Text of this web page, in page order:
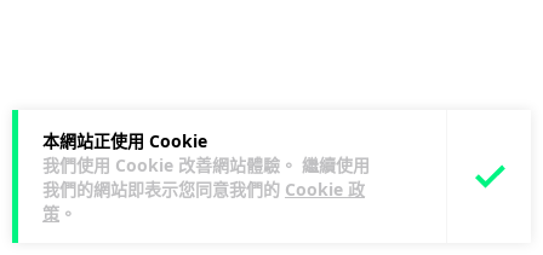
本網站正使用 Cookie
我們使用 Cookie 改善網站體驗。 繼續使用
我們的網站即表示您同意我們的 Cookie 政
策 。